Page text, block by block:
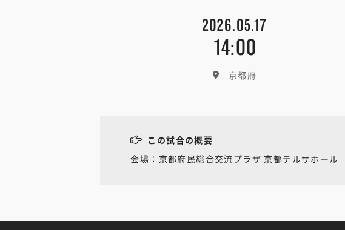
2026.05.17
14:00
京都府
この試合の概要
会場：京都府民総合交流プラザ 京都テルサホール